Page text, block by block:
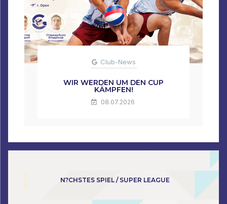
Club-News
WIR WERDEN UM DEN CUP
KÄMPFEN!
08.07.2026
N?CHSTES SPIEL / SUPER LEAGUE